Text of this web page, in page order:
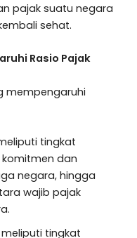
pajak suatu negara
sehat.
Rasio Pajak
mempengaruhi
tingkat
dan
negara, hingga
wajib pajak
meliputi tingkat